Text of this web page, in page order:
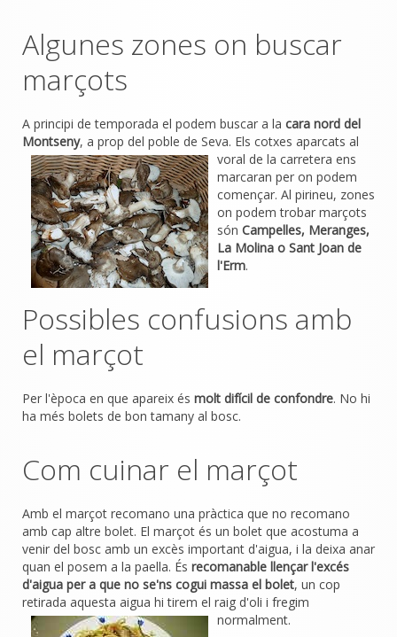
Algunes zones on buscar
marçots
A principi de temporada el podem buscar a la cara nord del
Montseny, a prop del poble de Seva. Els cotxes aparcats al
voral de la carretera ens
marcaran per on podem
començar. Al pirineu, zones
on podem trobar marçots
són Campelles, Meranges,
La Molina o Sant Joan de
l'Erm.
Possibles confusions amb
el marçot
Per l'època en que apareix és molt difícil de confondre. No hi
ha més bolets de bon tamany al bosc.
Com cuinar el marçot
Amb el marçot recomano una pràctica que no recomano
amb cap altre bolet. El marçot és un bolet que acostuma a
venir del bosc amb un excès important d'aigua, i la deixa anar
quan el posem a la paella. És recomanable llençar l'excés
d'aigua per a que no se'ns cogui massa el bolet, un cop
retirada aquesta aigua hi tirem el raig d'oli i fregim
normalment.